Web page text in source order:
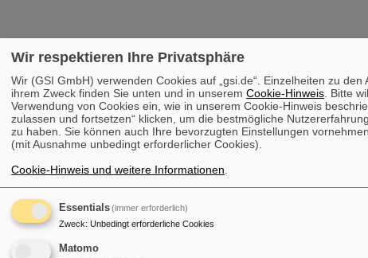
Wir respektieren Ihre Privatsphäre
Wir (GSI GmbH) verwenden Cookies auf „gsi.de“. Einzelheiten zu den
ihrem Zweck finden Sie unten und in unserem Cookie-Hinweis . Bitte
Verwendung von Cookies ein, wie in unserem Cookie-Hinweis
zulassen und fortsetzen“ klicken, um die bestmögliche
zu haben. Sie können auch Ihre bevorzugten Einstellungen
(mit Ausnahme unbedingt erforderlicher Cookies).
Cookie-Hinweis und weitere Informationen
Essentials(immer erforderlich)
Zweck: Unbedingt erforderliche Cookies
Matomo